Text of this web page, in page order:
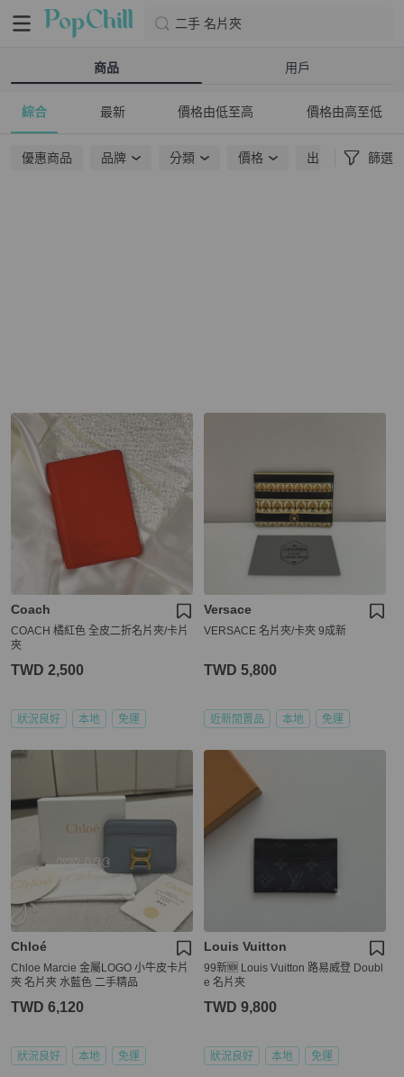
二手 名片夾
商品 用戶
綜合 最新 價格由低至高 價格由高至低
優惠商品 品牌 分類 價格 出貨地點 篩選
Coach
COACH 橘紅色 全皮二折名片夾/卡片
夾
TWD 2,500
狀況良好 本地 免運
Versace
VERSACE 名片夾/卡夾 9成新
TWD 5,800
近新閒置品 本地 免運
Chloé
Chloe Marcie 金屬LOGO 小牛皮卡片
夾 名片夾 水藍色 二手精品
TWD 6,120
狀況良好 本地 免運
Louis Vuitton
99新🆕 Louis Vuitton 路易威登 Doubl
e 名片夾
TWD 9,800
狀況良好 本地 免運